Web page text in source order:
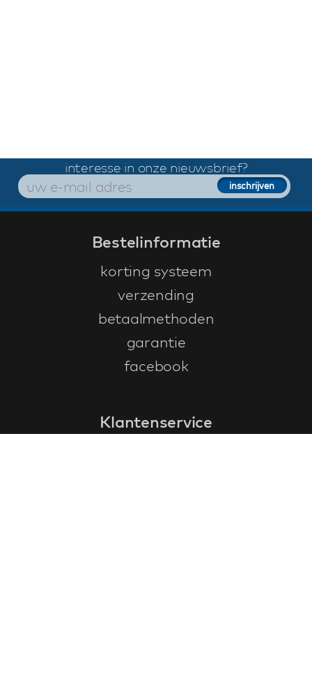
interesse in onze nieuwsbrief?
Bestelinformatie
korting systeem
verzending
betaalmethoden
garantie
facebook
Klantenservice